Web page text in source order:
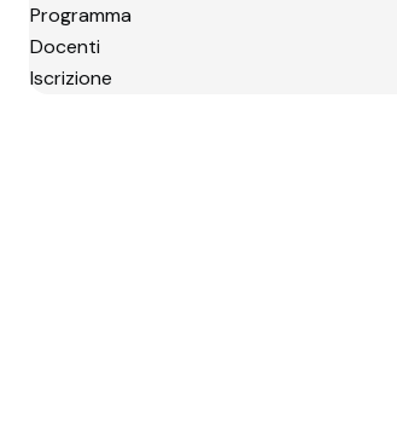
Programma
Docenti
Iscrizione